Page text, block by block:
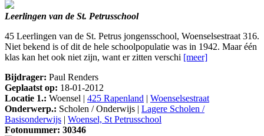
Leerlingen van de St. Petrusschool
45 Leerlingen van de St. Petrus jongensschool, Woenselsestraat 316.
Niet bekend is of dit de hele schoolpopulatie was in 1942. Maar één
klas kan het ook niet zijn, want er zitten verschi [meer]
Bijdrager: Paul Renders
Geplaatst op: 18-01-2012
Locatie 1.: Woensel | 425 Rapenland | Woenselsestraat
Onderwerp.: Scholen / Onderwijs | Lagere Scholen /
Basisonderwijs | Woensel, St Petrusschool
Fotonummer: 30346